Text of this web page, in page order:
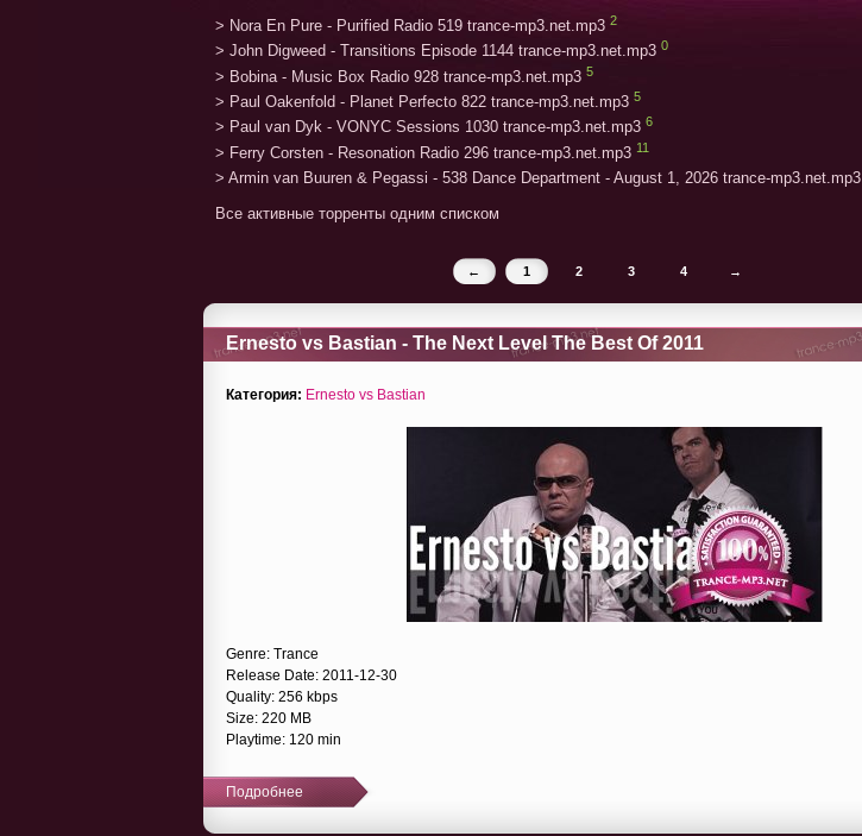
> Nora En Pure - Purified Radio 519 trance-mp3.net.mp3 2
> John Digweed - Transitions Episode 1144 trance-mp3.net.mp3 0
> Bobina - Music Box Radio 928 trance-mp3.net.mp3 5
> Paul Oakenfold - Planet Perfecto 822 trance-mp3.net.mp3 5
> Paul van Dyk - VONYC Sessions 1030 trance-mp3.net.mp3 6
> Ferry Corsten - Resonation Radio 296 trance-mp3.net.mp3 11
> Armin van Buuren & Pegassi - 538 Dance Department - August 1, 2026 trance-mp3.net.mp3
Все активные торренты одним списком
← 1 2 3 4 →
Ernesto vs Bastian - The Next Level The Best Of 2011
Категория: Ernesto vs Bastian
Genre: Trance
Release Date: 2011-12-30
Quality: 256 kbps
Size: 220 MB
Playtime: 120 min
Подробнее